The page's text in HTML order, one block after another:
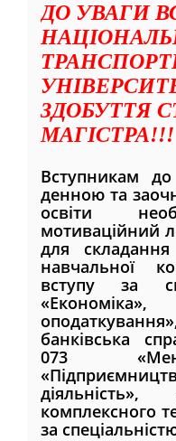
ДО УВАГИ
ЗДОБУТТЯ
МАГІСТРА!!!
Вступникам
денною та
освіти
мотиваційний
для складання
навчальної
вступу за
банківська
073
діяльність»,
комплексного
за